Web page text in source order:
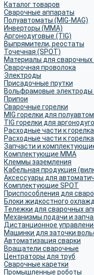
Каталог товаров
Сварочные аппараты
Полуавтоматы (MIG-MAG)
Инверторы (MMA)
Аргонодуговые (TIG)
Выпрямители, реостаты
Точечная (SPOT)
Материалы для сварочных
Сварочная проволока
Электроды
Присадочные прутки
Вольфрамовые
Припои
Сварочные горелки
MIG горелки для
TIG горелки для
Расходные части к
Расходные части к
Запчасти и
Комплектующие ММА
Клеммы заземления
Кабельная продукция
Аксессуары для
Комплектующие SPOT
Приспособления для
Блоки жидкостного
Тележки для сварочных
Механизмы подачи и
Дистанционное
Машинки для заточки
Автоматизация сварки
Вращатели сварочные
Центраторы для труб
Сварочные каретки
Промышленные роботы